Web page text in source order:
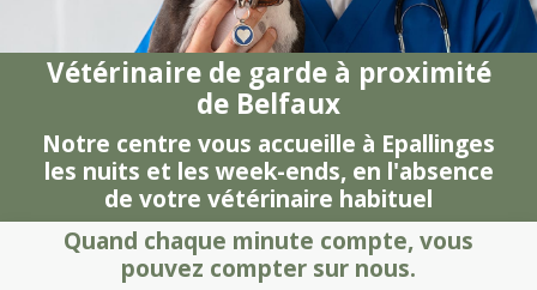
Vétérinaire de garde à proximité
de Belfaux
Notre centre vous accueille à Epallinges
les nuits et les week-ends, en l'absence
de votre vétérinaire habituel
Quand chaque minute compte, vous
pouvez compter sur nous.